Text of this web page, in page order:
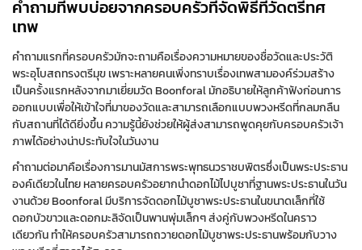
คำถามที่พบบ่อยจากครอบครัวที่จัดพิธีที่วัดตรีทศ
เทพ
คำถามแรกที่ครอบครัวมักจะถามคือเรื่องความหมายของชื่อวัดและประวัติ
พระอุโบสถทรงตรีมุข เพราะหลายคนเพิ่งทราบเรื่องเทพสามองค์ร่วมสร้าง
เป็นครั้งแรกหลังจากมาเยี่ยมวัด Boonforal มักอธิบายให้ลูกค้าฟังก่อนการ
ออกแบบเพื่อให้เข้าใจที่มาของวัดและสามารถเลือกแบบพวงหรีดที่กลมกลืน
กับสถานที่ได้ดียิ่งขึ้น ความรู้นี้ยังช่วยให้ผู้ส่งสามารถพูดคุยกับครอบครัวเจ้า
ภาพได้อย่างน่าประทับใจในวันงาน
คำถามต่อมาคือเรื่องการมานมัสการพระพุทธนวราชบพิตรซึ่งเป็นพระประธาน
องค์เดียวในไทย หลายครอบครัวอยากนำดอกไม้ไปบูชาที่ฐานพระประธานในวัน
งานด้วย Boonforal มีบริการจัดดอกไม้บูชาพระประธานในขนาดเล็กที่ใช้
ดอกบัวขาวและดอกมะลิจัดเป็นพานพุ่มเล็กๆ ส่งคู่กับพวงหรีดในคราว
เดียวกัน ทำให้ครอบครัวสามารถถวายดอกไม้บูชาพระประธานพร้อมกับวาง